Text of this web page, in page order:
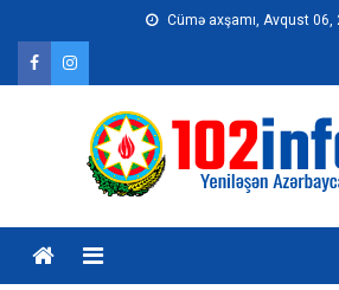
content
Cümə axşamı, Avqust 06,